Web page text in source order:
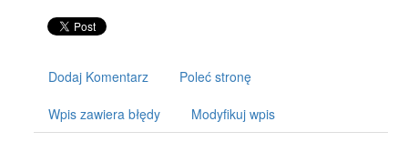
Dodaj Komentarz Poleć stronę
Wpis zawiera błędy Modyfikuj wpis